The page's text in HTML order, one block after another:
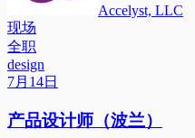
Accelyst, LLC
现场
全职
design
7月14日
产品设计师（波兰）